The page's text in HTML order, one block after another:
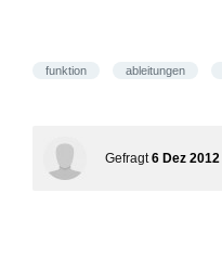
funktion ableitungen
Gefragt 6 Dez 2012